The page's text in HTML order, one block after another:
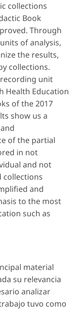
collections
Book
Through
of analysis,
the results,
collections.
unit
Health Education
of the 2017
show us a
of the partial
in not
and not
collections
and
to the most
such as
material
su relevancia
analizar
tuvo como